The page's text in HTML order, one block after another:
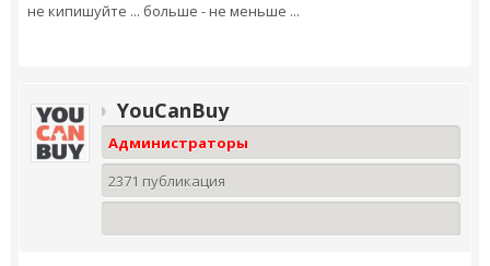
не кипишуйте ... больше - не меньше ...
YouCanBuy
Администраторы
2371 публикация